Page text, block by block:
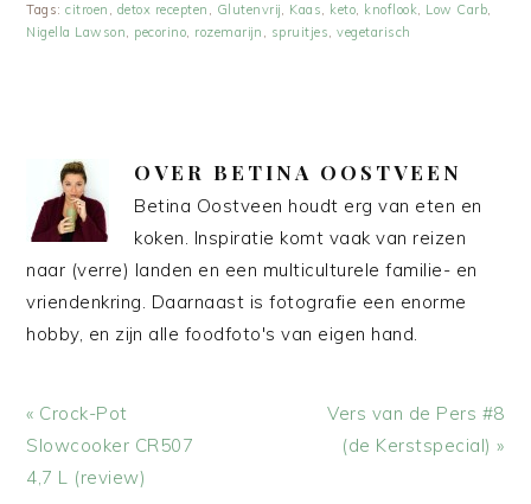
Tags:citroen , detox recepten , Glutenvrij, Kaas, keto, knoflook, Low Carb,
Nigella Lawson, pecorino, rozemarijn , spruitjes,vegetarisch
OVER BETINA OOSTVEEN
Betina Oostveen houdt erg van eten en
koken. Inspiratie komt vaak van reizen
naar (verre) landen en een multiculturele familie- en
vriendenkring. Daarnaast is fotografie een enorme
hobby, en zijn alle foodfoto's van eigen hand.
Vorig
bericht:
« Crock-Pot
Slowcooker CR507
4,7 L (review)
Volgend
bericht:
Vers van de Pers #8
(de Kerstspecial) »